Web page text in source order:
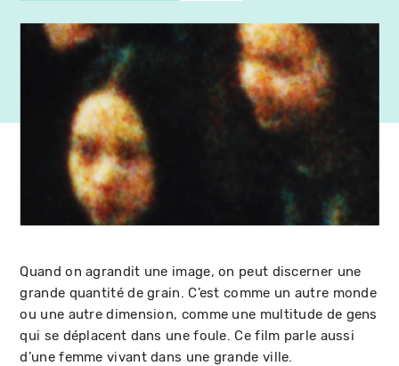
Quand on agrandit une image, on peut discerner une
grande quantité de grain. C’est comme un autre monde
ou une autre dimension, comme une multitude de gens
qui se déplacent dans une foule. Ce film parle aussi
d’une femme vivant dans une grande ville.